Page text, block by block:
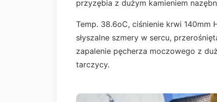
przyzębia z dużym kamieniem
Temp. 38.6oC, ciśnienie krwi 140mm
słyszalne szmery w sercu,
zapalenie pęcherza moczowego z
tarczycy.